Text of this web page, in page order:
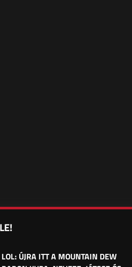
LOL: ÚJRA ITT A MOUNTAIN DEW